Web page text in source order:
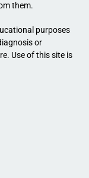
them.
purposes
or
Use of this site is